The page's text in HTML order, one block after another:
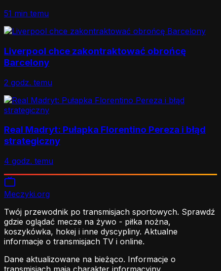
51 min temu
Liverpool chce zakontraktować obrońcę
Barcelony
2 godz. temu
Real Madryt: Pułapka Florentino Pereza i błąd
strategiczny
4 godz. temu
Meczyki.org
Twój przewodnik po transmisjach sportowych. Sprawdź
gdzie oglądać mecze na żywo - piłka nożna,
koszykówka, hokej i inne dyscypliny. Aktualne
informacje o transmisjach TV i online.
Dane aktualizowane na bieżąco. Informacje o
transmisjach mają charakter informacyjny.